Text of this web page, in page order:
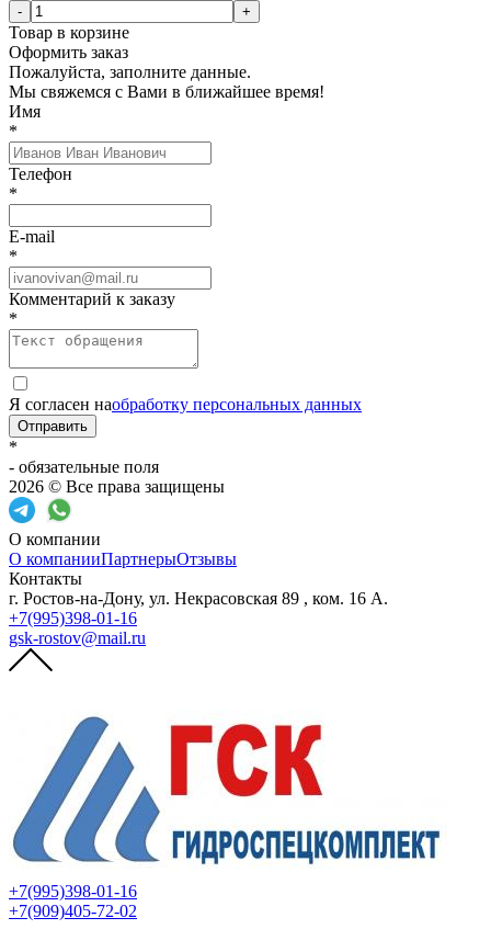
- +
Товар в корзине
Оформить заказ
Пожалуйста, заполните данные.
Мы свяжемся с Вами в ближайшее время!
Имя
*
Телефон
*
E-mail
*
Комментарий к заказу
*
Я согласен наобработку персональных данных
Отправить
*
- обязательные поля
2026 © Все права защищены
О компании
О компанииПартнерыОтзывы
Контакты
г. Ростов-на-Дону, ул. Некрасовская 89 , ком. 16 А.
+7(995)398-01-16
gsk-rostov@mail.ru
+7(995)398-01-16
+7(909)405-72-02